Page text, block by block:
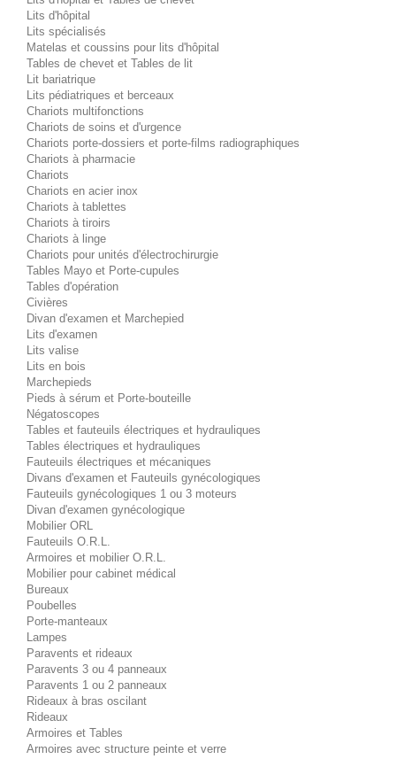
Lits d'hôpital
Lits spécialisés
Matelas et coussins pour lits d'hôpital
Tables de chevet et Tables de lit
Lit bariatrique
Lits pédiatriques et berceaux
Chariots multifonctions
Chariots de soins et d'urgence
Chariots porte-dossiers et porte-films radiographiques
Chariots à pharmacie
Chariots
Chariots en acier inox
Chariots à tablettes
Chariots à tiroirs
Chariots à linge
Chariots pour unités d'électrochirurgie
Tables Mayo et Porte-cupules
Tables d'opération
Civières
Divan d'examen et Marchepied
Lits d'examen
Lits valise
Lits en bois
Marchepieds
Pieds à sérum et Porte-bouteille
Négatoscopes
Tables et fauteuils électriques et hydrauliques
Tables électriques et hydrauliques
Fauteuils électriques et mécaniques
Divans d'examen et Fauteuils gynécologiques
Fauteuils gynécologiques 1 ou 3 moteurs
Divan d'examen gynécologique
Mobilier ORL
Fauteuils O.R.L.
Armoires et mobilier O.R.L.
Mobilier pour cabinet médical
Bureaux
Poubelles
Porte-manteaux
Lampes
Paravents et rideaux
Paravents 3 ou 4 panneaux
Paravents 1 ou 2 panneaux
Rideaux à bras oscilant
Rideaux
Armoires et Tables
Armoires avec structure peinte et verre